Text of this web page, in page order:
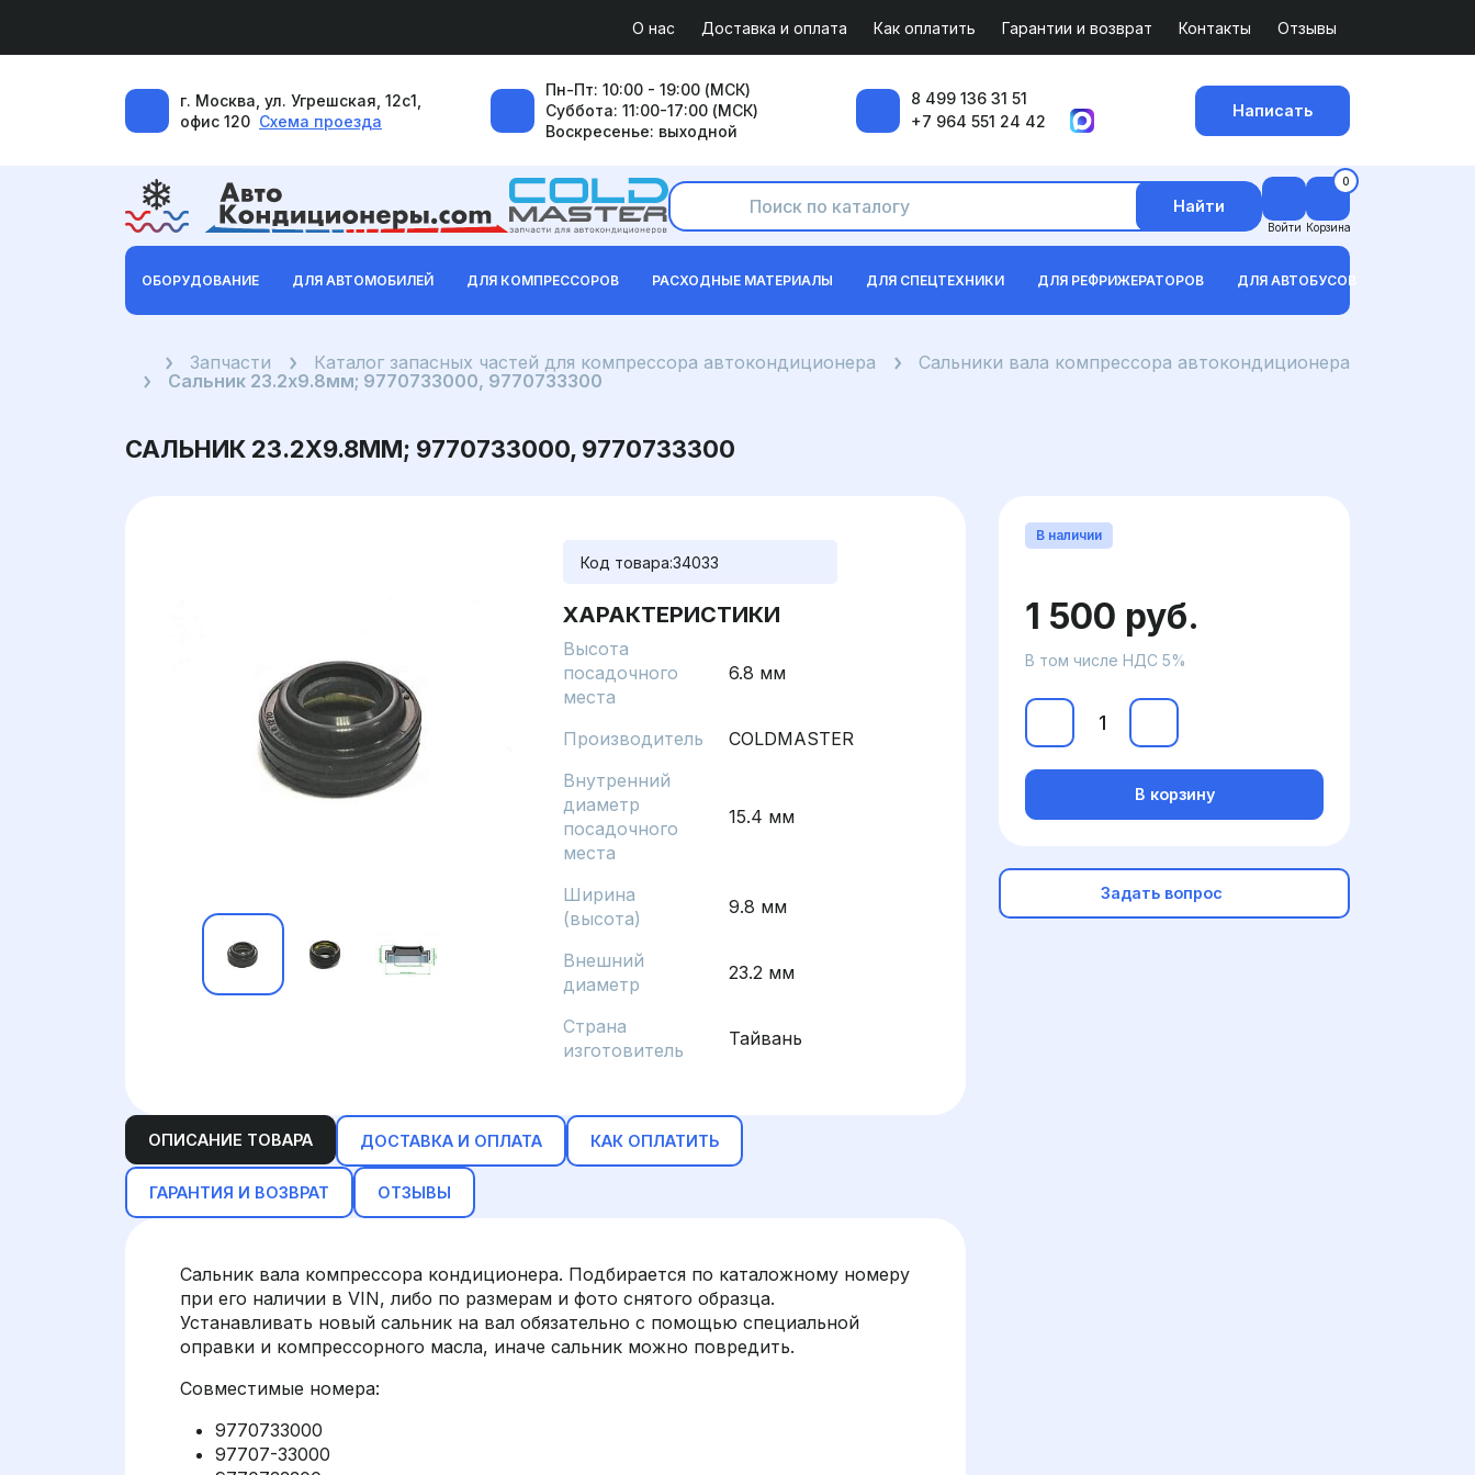
О нас Доставка и оплата Как оплатить Гарантии и возврат Контакты Отзывы
г. Москва, ул. Угрешская, 12с1,
офис 120 Схема проезда
Пн-Пт: 10:00 - 19:00 (МСК)
Суббота: 11:00-17:00 (МСК)
Воскресенье: выходной
8 499 136 31 51
+7 964 551 24 42
Написать
Найти
Войти
0
Корзина
ОБОРУДОВАНИЕ ДЛЯ АВТОМОБИЛЕЙ ДЛЯ КОМПРЕССОРОВ РАСХОДНЫЕ МАТЕРИАЛЫ ДЛЯ СПЕЦТЕХНИКИ ДЛЯ РЕФРИЖЕРАТОРОВ ДЛЯ АВТОБУСОВ
ГлавнаяЗапчасти Каталог запасных частей для компрессора автокондиционера
Сальники вала компрессора автокондиционера
Сальник 23.2x9.8мм; 9770733000, 9770733300
САЛЬНИК 23.2X9.8ММ; 9770733000, 9770733300
Код товара:34033
ХАРАКТЕРИСТИКИ
Высота
посадочного
места
6.8 мм
Производитель
COLDMASTER
Внутренний
диаметр
посадочного
места
15.4 мм
Ширина
(высота)
9.8 мм
Внешний
диаметр
23.2 мм
Страна
изготовитель
Тайвань
ОПИСАНИЕ ТОВАРА ДОСТАВКА И ОПЛАТА КАК ОПЛАТИТЬ
ГАРАНТИЯ И ВОЗВРАТ ОТЗЫВЫ
Сальник вала компрессора кондиционера. Подбирается по каталожному номеру
при его наличии в VIN, либо по размерам и фото снятого образца.
Устанавливать новый сальник на вал обязательно с помощью специальной
оправки и компрессорного масла, иначе сальник можно повредить.
Совместимые номера:
9770733000
97707-33000
В наличии
1 500 руб.
В том числе НДС 5%
В корзину
Задать вопрос